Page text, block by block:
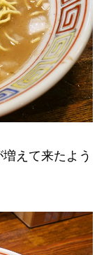
えて来たよう